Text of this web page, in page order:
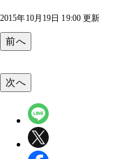
2015年10月19日 19:00 更新
前へ
次へ